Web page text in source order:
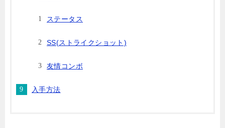
ステータス
SS(ストライクショット)
友情コンボ
入手方法